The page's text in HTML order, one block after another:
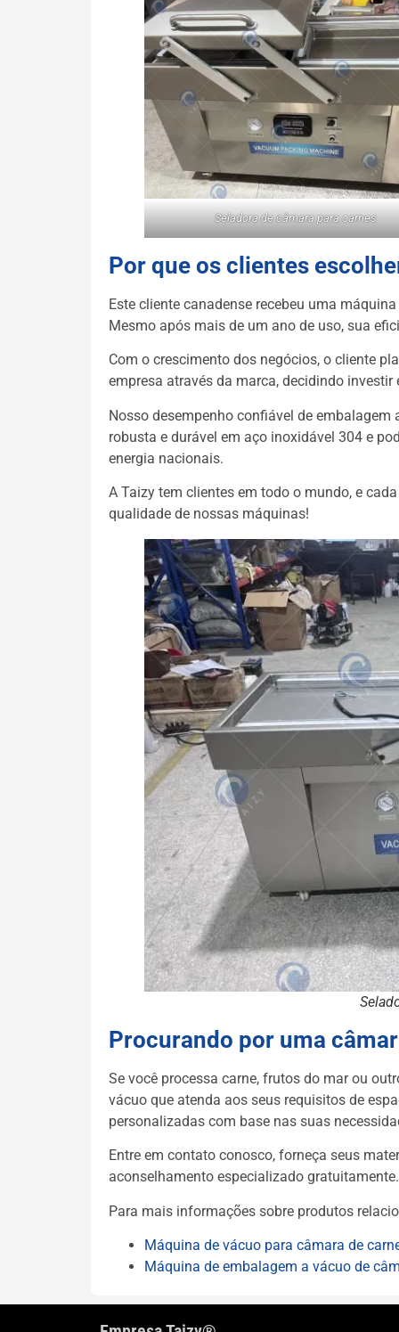
Seladora de câmara para carnes
Por que os clientes
Este cliente canadense recebeu uma
Mesmo após mais de um ano de uso, sua
Com o crescimento dos negócios, o cliente
empresa através da marca, decidindo
Nosso desempenho confiável de
robusta e durável em aço inoxidável 304 e
energia nacionais.
A Taizy tem clientes em todo o mundo, e
qualidade de nossas máquinas!
Procurando por uma
Se você processa carne, frutos do mar ou
vácuo que atenda aos seus requisitos de
personalizadas com base nas suas
Entre em contato conosco, forneça seus
aconselhamento especializado gratuitamente.
Para mais informações sobre produtos
Máquina de vácuo para câmara de
Máquina de embalagem a vácuo de